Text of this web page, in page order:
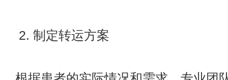
2. 制定转运方案